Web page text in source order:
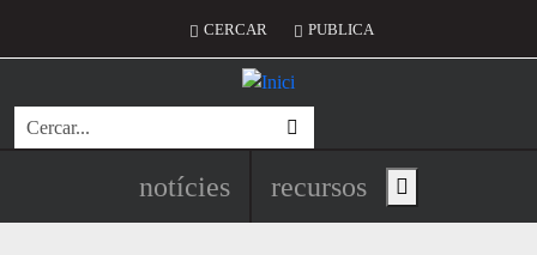
Menú del compte d'usuari
CERCAR PUBLICA
Cerca
Navegació principal de
notícies recursos Show main menu